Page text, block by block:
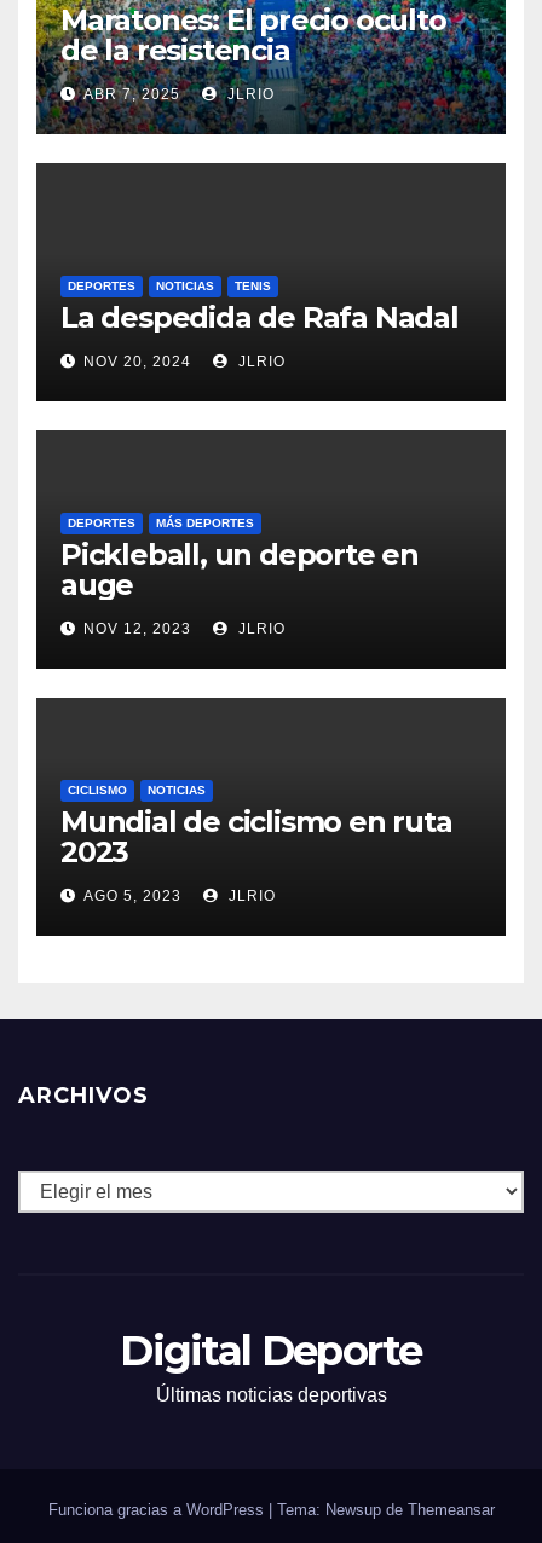
Maratones: El precio oculto
de la resistencia
ABR 7, 2025 JLRIO
DEPORTES NOTICIAS TENIS
La despedida de Rafa Nadal
NOV 20, 2024 JLRIO
DEPORTES MÁS DEPORTES
Pickleball, un deporte en
auge
NOV 12, 2023 JLRIO
CICLISMO NOTICIAS
Mundial de ciclismo en ruta
2023
AGO 5, 2023 JLRIO
ARCHIVOS
Archivos
Digital Deporte
Últimas noticias deportivas
Funciona gracias a WordPress Tema: Newsup de Themeansar